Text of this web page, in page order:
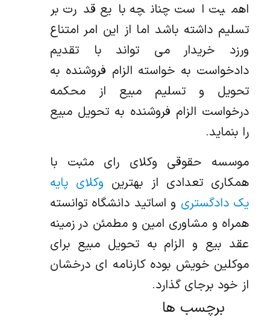
اهمیت است چنانچه بایع قدرت بر
تسلیم داشته باشد اما از این امر امتناع
ورزد خریدار می تواند با تقدیم
دادخواست به خواسته الزام فروشنده به
تحویل و تسلیم مبیع از محکمه
درخواست الزام فروشنده به تحویل مبیع
را بنماید.
موسسه حقوقی وکلای رای مثبت با
همکاری تعدادی از بهترین وکلای پایه
یک دادگستری و اساتید دانشگاه توانسته
همراه و مشاوری امین و مطمئن در زمینه
عقد بیع و الزام به تحویل مبیع برای
موکلین خویش بوده کارنامه ای درخشان
از خود برجای گذارد.
برچسب ها